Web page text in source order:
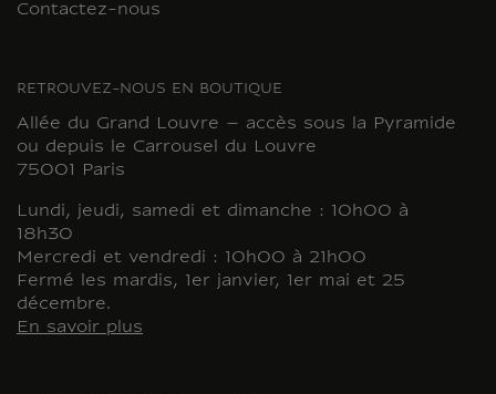
Contactez-nous
RETROUVEZ-NOUS EN BOUTIQUE
Allée du Grand Louvre – accès sous la Pyramide
ou depuis le Carrousel du Louvre
75001 Paris
Lundi, jeudi, samedi et dimanche : 10h00 à
18h30
Mercredi et vendredi : 10h00 à 21h00
Fermé les mardis, 1er janvier, 1er mai et 25
décembre.
En savoir plus